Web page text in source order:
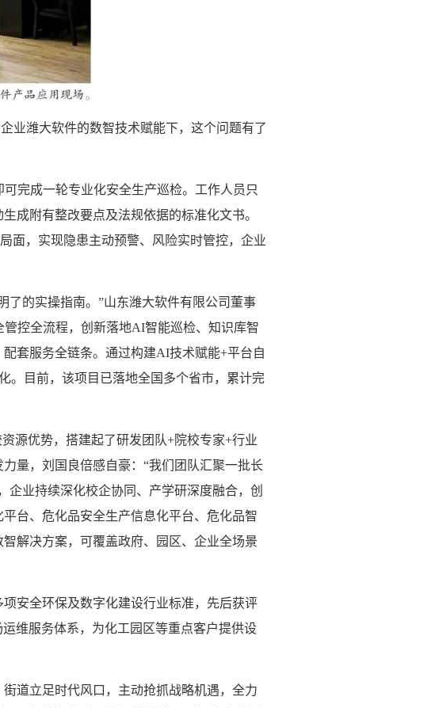
业潍大软件的数智技术赋能下，这个问题有了
完成一轮专业化安全生产巡检。工作人员只
成附有整改要点及法规依据的标准化文书。
面，实现隐患主动预警、风险实时管控，企业
了的实操指南。”山东潍大软件有限公司董事
控全流程，创新落地AI智能巡检、知识库智
套服务全链条。通过构建AI技术赋能+平台自
。目前，该项目已落地全国多个省市，累计完
源优势，搭建起了研发团队+院校专家+行业
量，刘国良倍感自豪：“我们团队汇聚一批长
企业持续深化校企协同、产学研深度融合，创
台、危化品安全生产信息化平台、危化品智
解决方案，可覆盖政府、园区、企业全场景
安全环保及数字化建设行业标准，先后获评
维服务体系，为化工园区等重点客户提供设
道立足时代风口，主动抢抓战略机遇，全力